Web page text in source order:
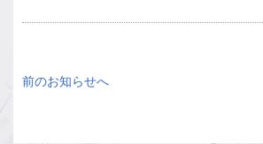
前のお知らせへ